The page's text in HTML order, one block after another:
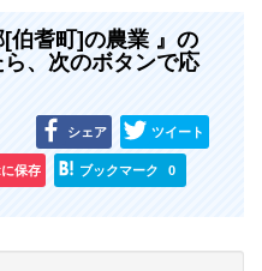
伯耆町]の農業 』の
、次のボタンで応
シェア ツイート
保存 ブックマーク 0